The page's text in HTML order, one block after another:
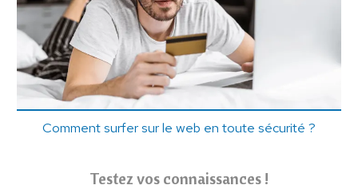
Comment surfer sur le web en toute sécurité ?
Testez vos connaissances !